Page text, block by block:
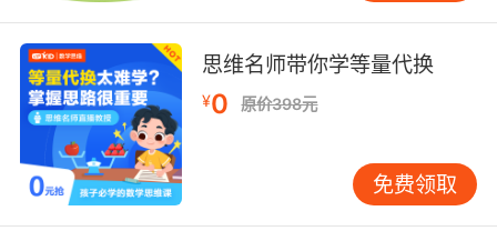
成白色。这一次，小羊们被大灰狼的外表麻痹住
了，他们还能击败大灰狼的阴谋吗？这是一本专
为小小孩准备的好玩的书！
小时候，我们曾一遍又一遍地阅读过这些经典
童话，他们是我们童年的好伙伴。这些故事的情
节和插图都是那么棒，让我们常常梦见那些童年
思维名师带你学等量代换
¥0 原价398元
免费领取